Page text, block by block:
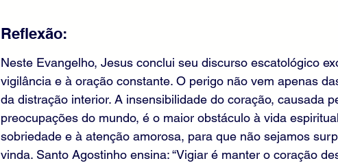
Reflexão:
Neste Evangelho, Jesus conclui seu discurso escatológico
vigilância e à oração constante. O perigo não vem apenas
da distração interior. A insensibilidade do coração, causada
preocupações do mundo, é o maior obstáculo à vida
sobriedade e à atenção amorosa, para que não sejamos
vinda. Santo Agostinho ensina: “Vigiar é manter o coração